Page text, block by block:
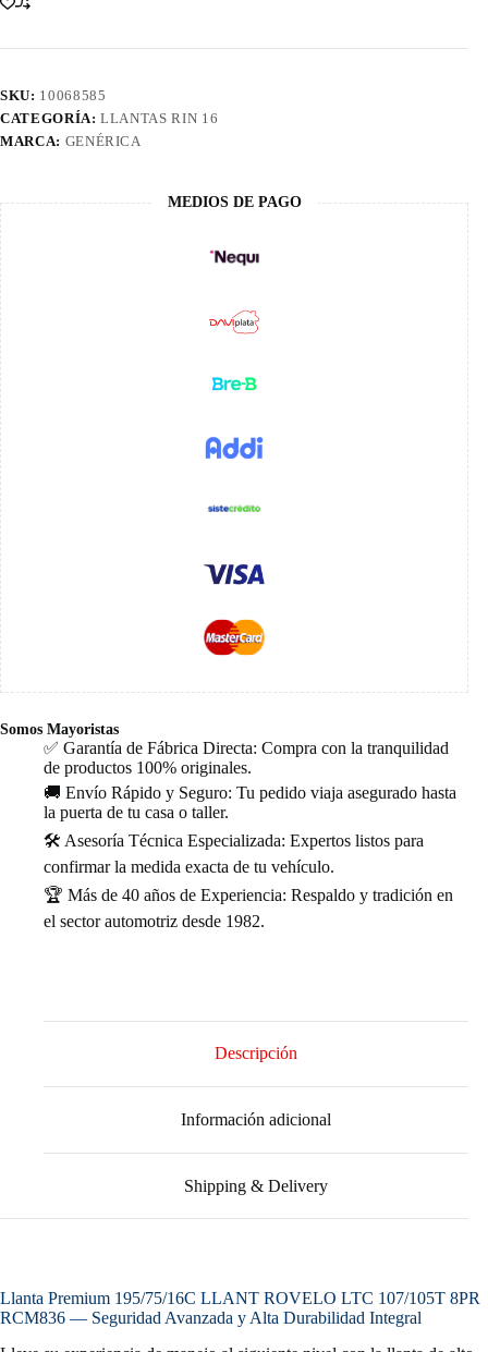
SKU: 10068585
CATEGORÍA:LLANTAS RIN 16
MARCA: GENÉRICA
MEDIOS DE PAGO
Somos Mayoristas
✅ Garantía de Fábrica Directa: Compra con la tranquilidad
de productos 100% originales.
🚚 Envío Rápido y Seguro: Tu pedido viaja asegurado hasta
la puerta de tu casa o taller.
🛠️ Asesoría Técnica Especializada: Expertos listos para
confirmar la medida exacta de tu vehículo.
🏆 Más de 40 años de Experiencia: Respaldo y tradición en
el sector automotriz desde 1982.
Descripción
Información adicional
Shipping & Delivery
Llanta Premium 195/75/16C LLANT ROVELO LTC 107/105T 8PR
RCM836 — Seguridad Avanzada y Alta Durabilidad Integral